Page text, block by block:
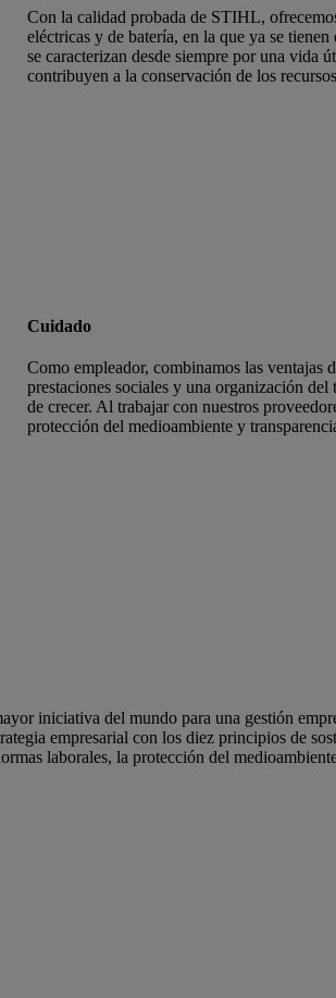
Con la calidad probada de STIHL,
eléctricas y de batería, en la que ya se
se caracterizan desde siempre por una vida
contribuyen a la conservación de los
Cuidado
Como empleador, combinamos las ventajas
prestaciones sociales y una organización
de crecer. Al trabajar con nuestros
protección del medioambiente y
iniciativa del mundo para una gestión
empresarial con los diez principios de
laborales, la protección del